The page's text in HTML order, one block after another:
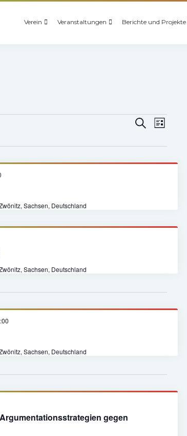
Verein Veranstaltungen Berichte und Projekte
und
Suche Liste
Sachsen, Deutschland
Sachsen, Deutschland
Sachsen, Deutschland
gegen